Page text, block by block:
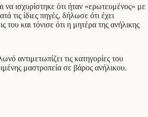
να ισχυρίστηκε ότι ήταν «ερωτευμένος» με
τις ίδιες πηγές, δήλωσε ότι έχει
του και τόνισε ότι η μητέρα της ανήλικης
αντιμετωπίζει τις κατηγορίες του
μαστροπεία σε βάρος ανήλικου.